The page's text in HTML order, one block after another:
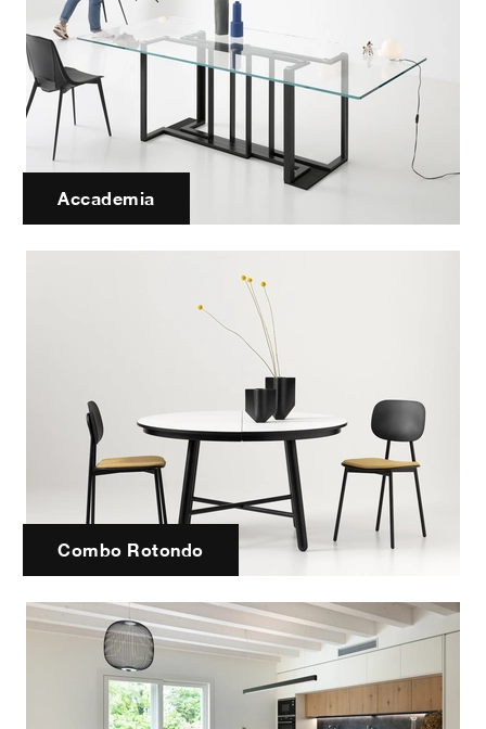
Accademia
Combo Rotondo